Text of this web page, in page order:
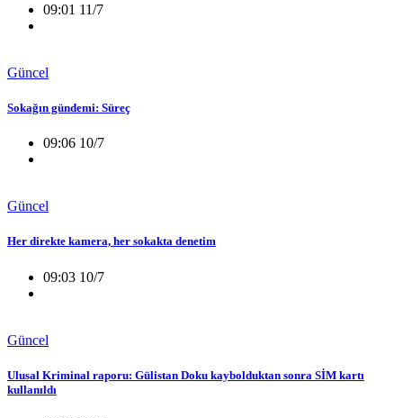
09:01 11/7
Güncel
Sokağın gündemi: Süreç
09:06 10/7
Güncel
Her direkte kamera, her sokakta denetim
09:03 10/7
Güncel
Ulusal Kriminal raporu: Gülistan Doku kaybolduktan sonra SİM kartı
kullanıldı